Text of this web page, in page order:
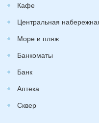
Кафе
Центральная
Море и пляж
Банкоматы
Банк
Аптека
Сквер